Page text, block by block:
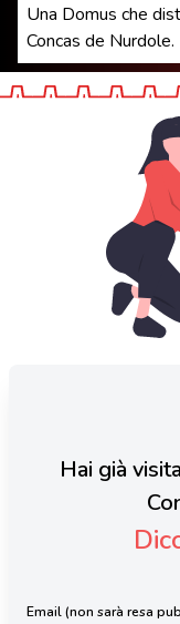
Una Domus che
Concas de Nurdole.
Hai già
Email (non sarà resa